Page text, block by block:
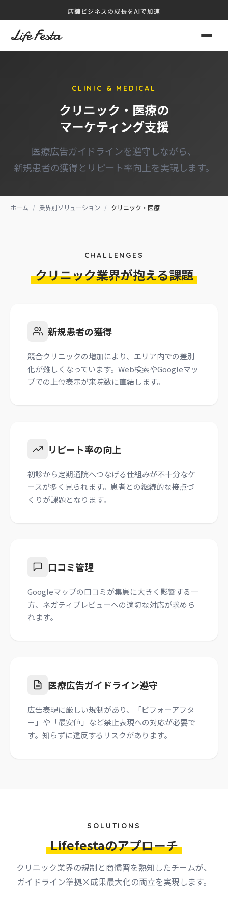
容
ス
店舗ビジネスの成長をAIで加速
CLINIC & MEDICAL
クリニック・医療の
マーケティング支援
医療広告ガイドラインを遵守しながら、
新規患者の獲得とリピート率向上を実現します。
ホーム / 業界別ソリューション / クリニック・医療
CHALLENGES
クリニック業界が抱える課題
新規患者の獲得
競合クリニックの増加により、エリア内での差別
化が難しくなっています。Web検索やGoogleマッ
プでの上位表示が来院数に直結します。
リピート率の向上
初診から定期通院へつなげる仕組みが不十分なケ
ースが多く見られます。患者との継続的な接点づ
くりが課題となります。
口コミ管理
Googleマップの口コミが集患に大きく影響する一
方、ネガティブレビューへの適切な対応が求めら
れます。
医療広告ガイドライン遵守
広告表現に厳しい規制があり、「ビフォーアフタ
ー」や「最安値」など禁止表現への対応が必要で
す。知らずに違反するリスクがあります。
SOLUTIONS
Lifefestaのアプローチ
クリニック業界の規制と商慣習を熟知したチームが、
ガイドライン準拠×成果最大化の両立を実現します。